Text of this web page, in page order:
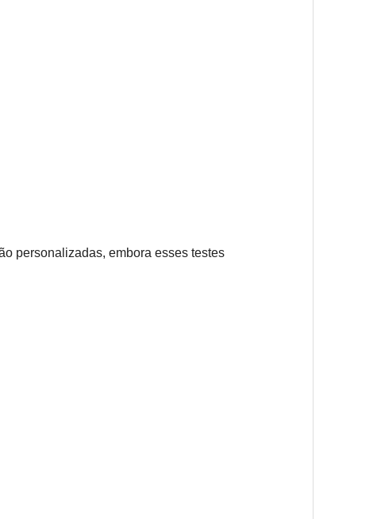
personalizadas, embora esses testes